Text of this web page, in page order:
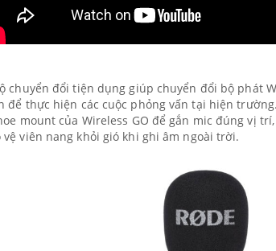
chuyển đổi tiện dụng giúp chuyển đổi bộ phát
để thực hiện các cuộc phỏng vấn tại hiện
mount của Wireless GO để gắn mic đúng vị
viên nang khỏi gió khi ghi âm ngoài trời.